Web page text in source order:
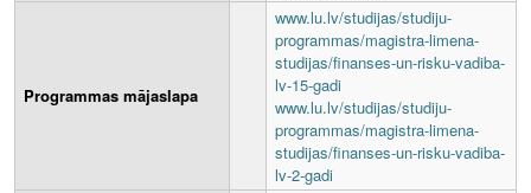
Programmas mājaslapa
www.lu.lv/studijas/studiju-
programmas/magistra-limena-
studijas/finanses-un-risku-vadiba-
lv-15-gadi
www.lu.lv/studijas/studiju-
programmas/magistra-limena-
studijas/finanses-un-risku-vadiba-
lv-2-gadi